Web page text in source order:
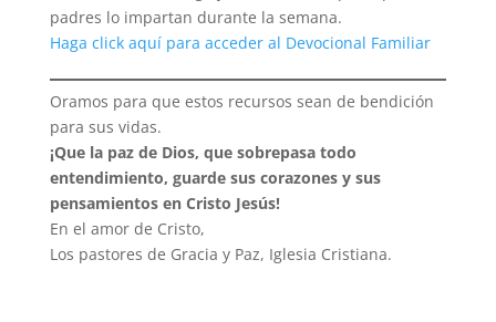
padres lo impartan durante la semana.
Haga click aquí para acceder al Devocional Familiar
Oramos para que estos recursos sean de bendición
para sus vidas.
¡Que la paz de Dios, que sobrepasa todo
entendimiento, guarde sus corazones y sus
pensamientos en Cristo Jesús!
En el amor de Cristo,
Los pastores de Gracia y Paz, Iglesia Cristiana.